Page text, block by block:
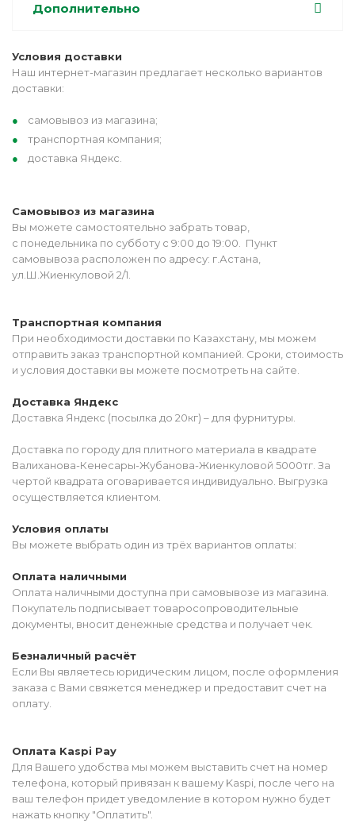
Дополнительно
Условия доставки
Наш интернет-магазин предлагает несколько вариантов
доставки:
самовывоз из магазина;
транспортная компания;
доставка Яндекс.
Самовывоз из магазина
Вы можете самостоятельно забрать товар,
с понедельника по субботу с 9:00 до 19:00. Пункт
самовывоза расположен по адресу: г.Астана,
ул.Ш.Жиенкуловой 2/1.
Транспортная компания
При необходимости доставки по Казахстану, мы можем
отправить заказ транспортной компанией. Сроки, стоимость
и условия доставки вы можете посмотреть на сайте.
Доставка Яндекс
Доставка Яндекс (посылка до 20кг) – для фурнитуры.
Доставка по городу для плитного материала в квадрате
Валиханова-Кенесары-Жубанова-Жиенкуловой 5000тг. За
чертой квадрата оговаривается индивидуально. Выгрузка
осуществляется клиентом.
Условия оплаты
Вы можете выбрать один из трёх вариантов оплаты:
Оплата наличными
Оплата наличными доступна при самовывозе из магазина.
Покупатель подписывает товаросопроводительные
документы, вносит денежные средства и получает чек.
Безналичный расчёт
Если Вы являетесь юридическим лицом, после оформления
заказа с Вами свяжется менеджер и предоставит счет на
оплату.
Оплата Kaspi Pay
Для Вашего удобства мы можем выставить счет на номер
телефона, который привязан к вашему Kaspi, после чего на
ваш телефон придет уведомление в котором нужно будет
нажать кнопку "Оплатить".